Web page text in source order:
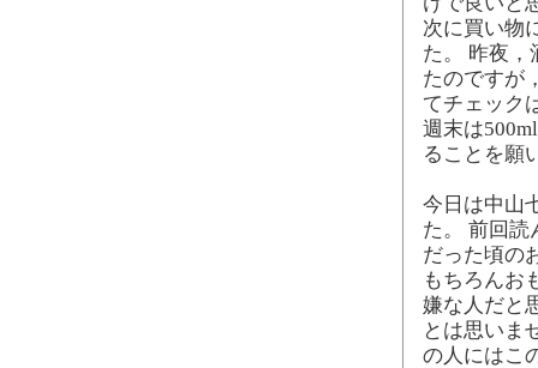
次に買い物
た。 昨夜
たのですが
てチェック
週末は
ることを願
今日は中山
た。 前回読
だった頃の
もちろんお
嫌な人だと
とは思いま
の人にはこ